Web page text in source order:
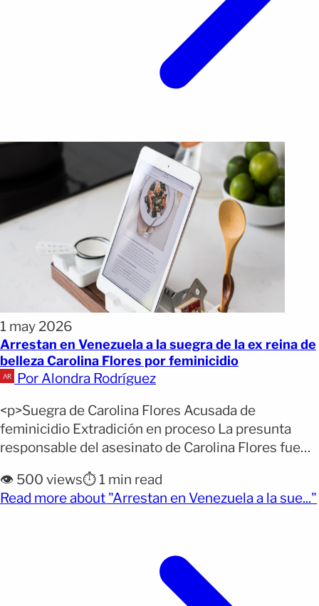
1 may 2026
Arrestan en Venezuela a la suegra de la ex reina de
belleza Carolina Flores por feminicidio
Por Alondra Rodríguez
<p>Suegra de Carolina Flores Acusada de
feminicidio Extradición en proceso La presunta
responsable del asesinato de Carolina Flores fue
Erika Guadalupe Herrera Coriand, de 63 años, fue
arrestada la noche del 29 de abril en Venezuela. La
👁️ 500 views⏱️ 1 min read
Read more about "Arrestan en Venezuela a la sue..."